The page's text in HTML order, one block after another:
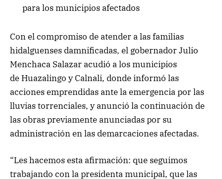
para los municipios afectados
Con el compromiso de atender a las familias
hidalguenses damnificadas, el gobernador Julio
Menchaca Salazar acudió a los municipios
de Huazalingo y Calnali, donde informó las
acciones emprendidas ante la emergencia por las
lluvias torrenciales, y anunció la continuación de
las obras previamente anunciadas por su
administración en las demarcaciones afectadas.
“Les hacemos esta afirmación: que seguimos
trabajando con la presidenta municipal, que las